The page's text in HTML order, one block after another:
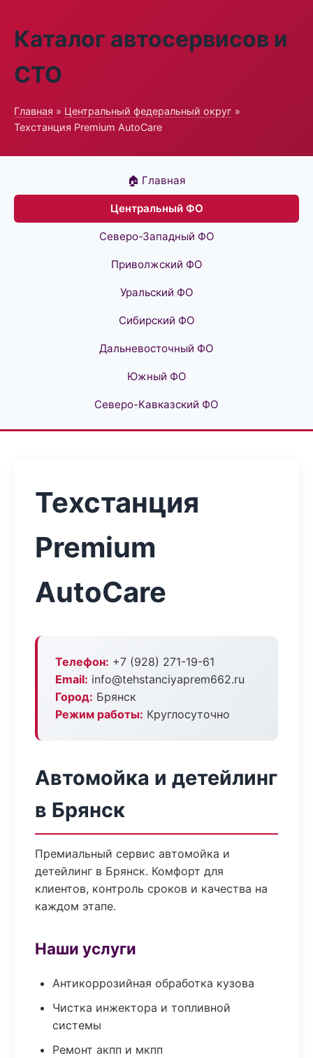
Каталог автосервисов и
СТО
Главная » Центральный федеральный округ »
Техстанция Premium AutoCare
🏠 Главная
Центральный ФО
Северо-Западный ФО
Приволжский ФО
Уральский ФО
Сибирский ФО
Дальневосточный ФО
Южный ФО
Северо-Кавказский ФО
Техстанция
Premium
AutoCare
Телефон: +7 (928) 271-19-61
Email: info@tehstanciyaprem662.ru
Город: Брянск
Режим работы: Круглосуточно
Автомойка и детейлинг
в Брянск
Премиальный сервис автомойка и
детейлинг в Брянск. Комфорт для
клиентов, контроль сроков и качества на
каждом этапе.
Наши услуги
Антикоррозийная обработка кузова
Чистка инжектора и топливной
системы
Ремонт акпп и мкпп